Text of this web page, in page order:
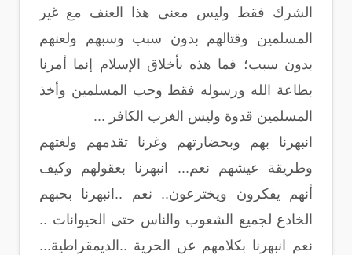
الشرك فقط وليس معنى هذا العنف مع غير
المسلمين وقتالهم بدون سبب وسبهم ولعنهم
بدون سبب؛ فما هذه بأخلاق الإسلام إنما أمرنا
بطاعة الله ورسوله فقط وحب المسلمين وأخذ
المسلمين قدوة وليس الغرب الكافر ...
انبهرنا بهم وبحضارتهم وغرنا تقدمهم ولغتهم
وطريقة عيشهم نعم... انبهرنا بعقولهم وكيف
أنهم يفكرون ويخترعون.. نعم ..انبهرنا بحبهم
الخادع لجميع الشعوب والناس حتى الحيوانات ..
نعم انبهرنا بكلامهم عن الحرية ..الديمقراطية...